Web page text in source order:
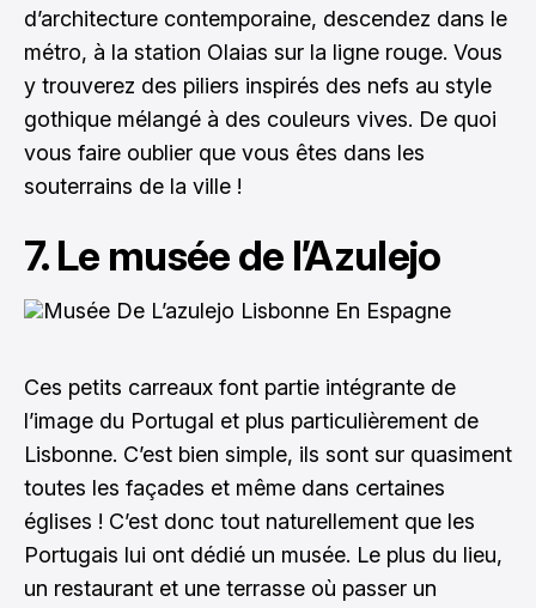
d’architecture contemporaine, descendez dans le
métro, à la station Olaias sur la ligne rouge. Vous
y trouverez des piliers inspirés des nefs au style
gothique mélangé à des couleurs vives. De quoi
vous faire oublier que vous êtes dans les
souterrains de la ville !
7. Le musée de l’Azulejo
Ces petits carreaux font partie intégrante de
l’image du Portugal et plus particulièrement de
Lisbonne. C’est bien simple, ils sont sur quasiment
toutes les façades et même dans certaines
églises ! C’est donc tout naturellement que les
Portugais lui ont dédié un musée. Le plus du lieu,
un restaurant et une terrasse où passer un